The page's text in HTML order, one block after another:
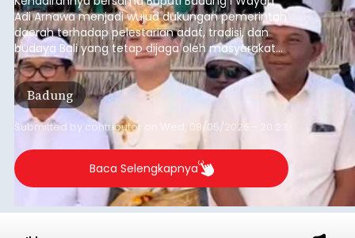
Internet, Pencuri Modul BTS
Tower Seluler Akhirnya
Dibekuk
balitribune.co.id I Amlapura -Lumpuhnya
jaringan internet di wilayah Kota Amlapura
selama berhari-hari pada beberapa waktu lalu
akhirnya terjawab sudah. Ternyata empat Tower
BTS Seluler yang berada di lokasi berbeda di
wilayah Karangasem telah dibobol maling,
dimana bagian modul penguat signal yang
berada di Tower BTS Seluler itu hilang dicuri.
Karangasem